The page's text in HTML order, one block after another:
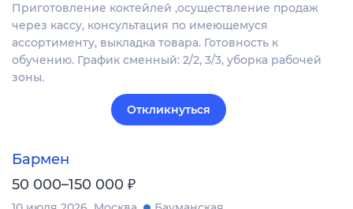
Приготовление коктейлей ,осуществление продаж
через кассу, консультация по имеющемуся
ассортименту, выкладка товара. Готовность к
обучению. График сменный: 2/2, 3/3, уборка рабочей
зоны.
Откликнуться
Бармен
50 000–150 000 ₽